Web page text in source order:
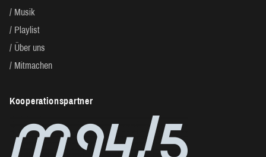
Musik
Playlist
Über uns
Mitmachen
Kooperationspartner